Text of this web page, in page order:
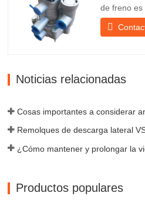
de freno es
frenado suave
tipos de
Noticias relacionadas
Productos populares